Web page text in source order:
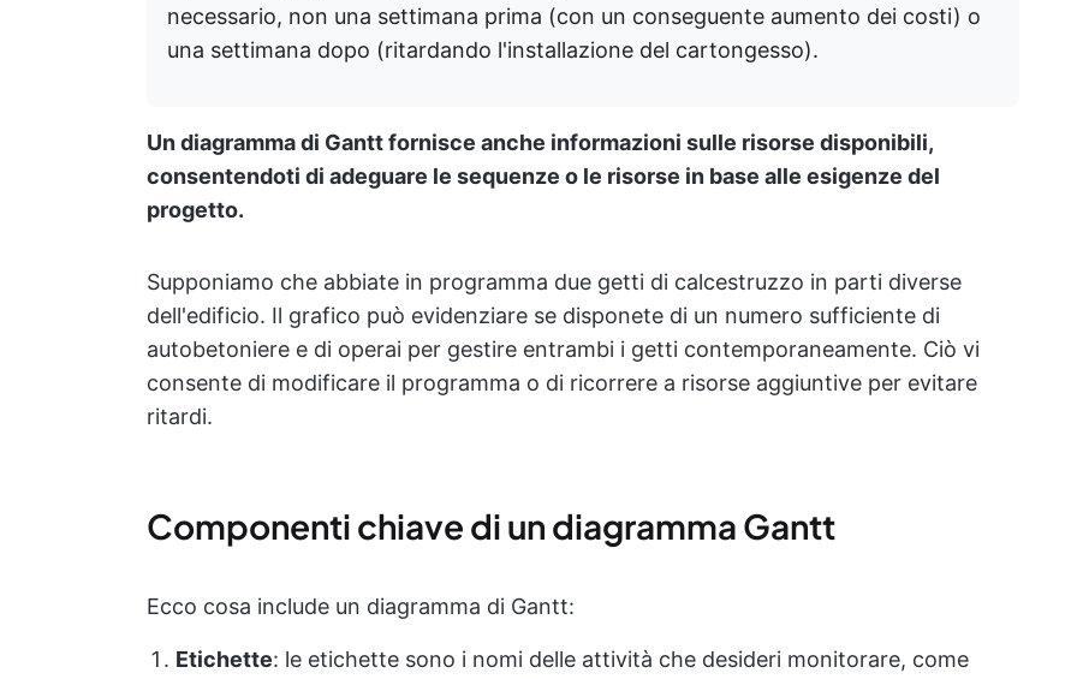
necessario, non una settimana prima (con un conseguente aumento dei costi) o
una settimana dopo (ritardando l'installazione del cartongesso).
Un diagramma di Gantt fornisce anche informazioni sulle risorse disponibili,
consentendoti di adeguare le sequenze o le risorse in base alle esigenze del
progetto.
Supponiamo che abbiate in programma due getti di calcestruzzo in parti diverse
dell'edificio. Il grafico può evidenziare se disponete di un numero sufficiente di
autobetoniere e di operai per gestire entrambi i getti contemporaneamente. Ciò vi
consente di modificare il programma o di ricorrere a risorse aggiuntive per evitare
ritardi.
Componenti chiave di un diagramma Gantt
Ecco cosa include un diagramma di Gantt:
Etichette: le etichette sono i nomi delle attività che desideri monitorare, come